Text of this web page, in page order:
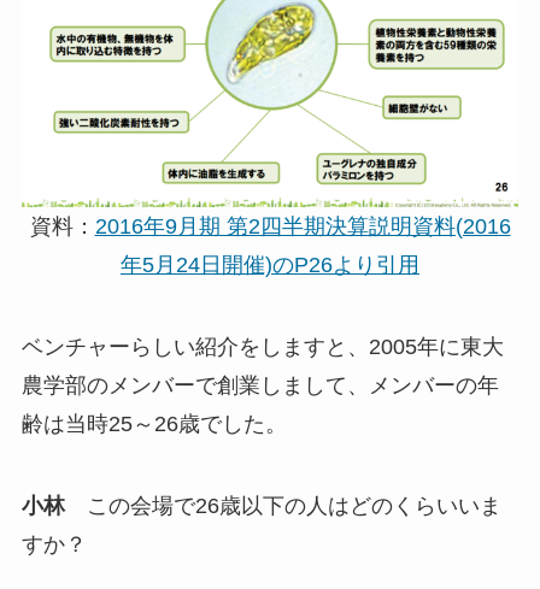
資料： 2016年9月期 第2四半期決算説明資料(2016
年5月24日開催)のP26より引用
ベンチャーらしい紹介をしますと、2005年に東大
農学部のメンバーで創業しまして、メンバーの年
齢は当時25～26歳でした。
小林この会場で26歳以下の人はどのくらいいま
すか？